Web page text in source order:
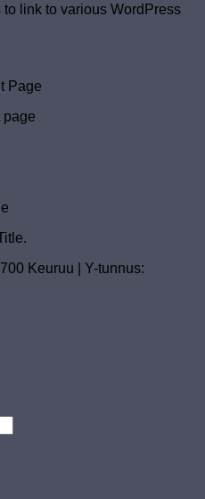
link to various WordPress
Page
page
Keuruu | Y-tunnus: